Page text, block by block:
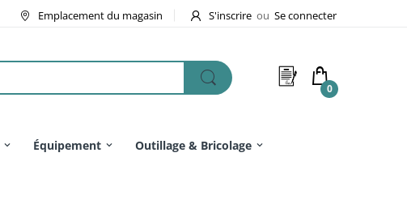
Emplacement du magasin S'inscrire ou Se connecter
0
Équipement Outillage & Bricolage